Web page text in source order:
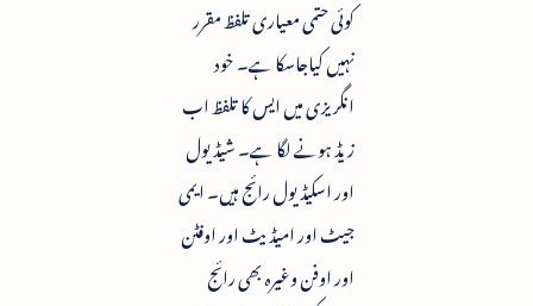
کوئی حتمی معیاری تلفظ مقرر
نہیں کیاجاسکا ہے۔ خود
انگریزی میں ایس کا تلفظ اب
زیڈ ہونے لگا ہے۔ شیڈ یول
اور اسکیڈ یول رائج ہیں۔ ایمی
جیٹ اور امیڈیٹ اور اوفٹن
اور اوفن وغیرہ بھی رائج